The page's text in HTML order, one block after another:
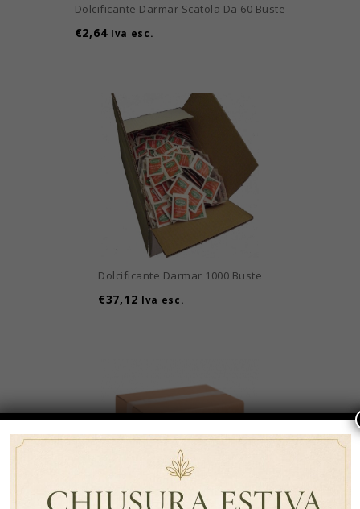
Dolcificante Darmar Scatola Da 60 Buste
€2,64 Iva esc.
Dolcificante Darmar 1000 Buste
€37,12 Iva esc.